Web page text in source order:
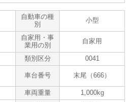
自動車の種
別
小型
自家用・事
業用の別
自家用
類別区分
0041
車台番号 末尾（666）
車両重量
1,000kg